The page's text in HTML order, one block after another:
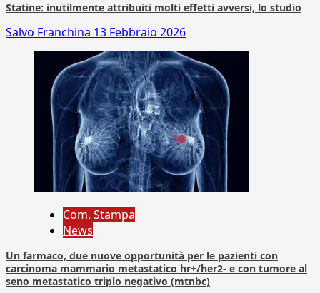
Statine: inutilmente attribuiti molti effetti avversi, lo studio
Salvo Franchina 13 Febbraio 2026
Com. Stampa
News
Un farmaco, due nuove opportunità per le pazienti con
carcinoma mammario metastatico hr+/her2- e con tumore al
seno metastatico triplo negativo (mtnbc)